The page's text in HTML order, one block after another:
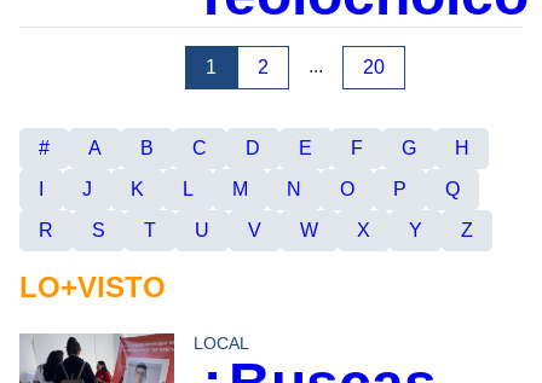
1 2 ... 20
# A B C D E F G
H
J K L M N O P
Q
R
S T U V W X Y Z
LO+VISTO
LOCAL